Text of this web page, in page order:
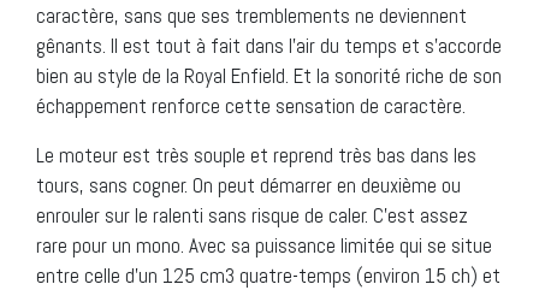
caractère, sans que ses tremblements ne deviennent
gênants. Il est tout à fait dans l’air du temps et s’accorde
bien au style de la Royal Enfield. Et la sonorité riche de son
échappement renforce cette sensation de caractère.
Le moteur est très souple et reprend très bas dans les
tours, sans cogner. On peut démarrer en deuxième ou
enrouler sur le ralenti sans risque de caler. C’est assez
rare pour un mono. Avec sa puissance limitée qui se situe
entre celle d’un 125 cm3 quatre-temps (environ 15 ch) et